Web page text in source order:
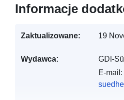
Informacje
Zaktualizowane: 19
Wydawca:
GDI-
E-mail: